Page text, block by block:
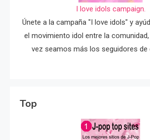
I love idols campaign.
Únete a la campaña "I love idols" y
el movimiento idol entre la
vez seamos más los seguidores de
Top